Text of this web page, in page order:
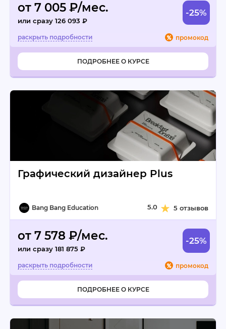
от 7 005 ₽/мес.
или сразу 126 093 ₽
-25%
промокод
ПОДРОБНЕЕ О КУРСЕ
Графический дизайнер Plus
Bang Bang Education 5.0 5 отзывов
от 7 578 ₽/мес.
или сразу 181 875 ₽
-25%
промокод
ПОДРОБНЕЕ О КУРСЕ